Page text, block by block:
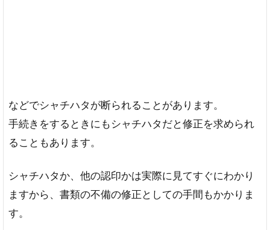
などでシャチハタが断られることがあります。
手続きをするときにもシャチハタだと修正を求められ
ることもあります。
シャチハタか、他の認印かは実際に見てすぐにわかり
ますから、書類の不備の修正としての手間もかかりま
す。